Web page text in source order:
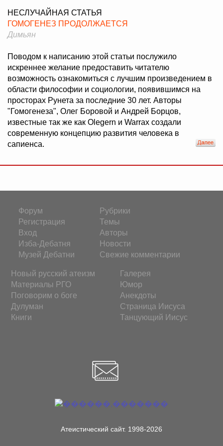
НЕСЛУЧАЙНАЯ СТАТЬЯ
ГОМОГЕНЕЗ ПРОДОЛЖАЕТСЯ
Димьян
Поводом к написанию этой статьи послужило
искреннее желание предоставить читателю
возможность ознакомиться с лучшим произведением в
области философии и социологии, появившимся на
просторах Рунета за последние 30 лет. Авторы
"Гомогенеза", Олег Боровой и Андрей Борцов,
известные так же как Olegern и Warrax создали
современную концепцию развития человека в
сапиенса.
Форум
Регистрация
Вход
Изба-Дебатня
Музей Дебатни
Рубрики
Темы
Авторы
Новости
Свежие комментарии
Новый русский атеизм
Материалы РГО
Поговорим о боге
Дулуман
Книги
Галерея
Юмор
Анекдоты
Страница Иисуса
Танцующий Иисус
Атеистический сайт. 1998-2026